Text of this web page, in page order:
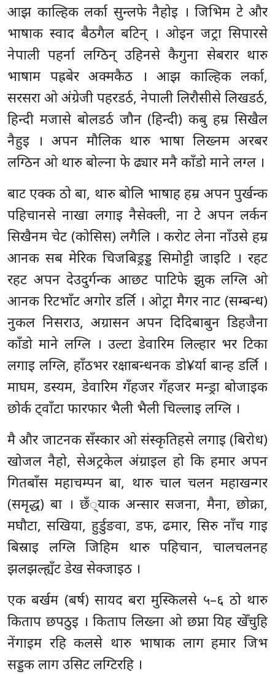
आझ काल्हिक लर्का सुन्लफे नैहोइ । जिभिम टे और
भाषाक स्वाद बैठगैल बटिन् । ओइन जट्रा सिपारसे
नेपाली पहर्ना लग्ठिन् उहिनसे कैगुना सेबरार थारु
भाषाम पह्रबेर अक्मकैठ । आझ काल्हिक लर्का,
सरसरा ओ अंग्रेजी पहरडर्ठ, नेपाली लिरौसीसे लिखडर्ठ,
हिन्दी मजासे बोलडर्ठ जौन (हिन्दी) कबु हम्र सिखैल
नैहुइ । अपन मौलिक थारु भाषा लिख्नम अरबर
लग्ठिन ओ थारु बोल्ना फे ढ्यार मनै काँडो माने लग्ल ।
बाट एक्क ठो बा, थारु बोलि भाषाह हम्र अपन पुर्खन्क
पहिचानसे नाखा लगाइ नैसेक्ली, ना टे अपन लर्कन
सिखैनम चेट (कोसिस) लगैलि । करोट लेना नाँउसे हम्र
आनक सब मेरिक चिजबिड्रड्ड सिमोट्टी जाइटि । रहट
रहट अपन देउदुर्गन्क आछट पाटिफे झुक लग्लि ओ
आनक रिटभाँट अगोर डर्लि । ओट्रा मैगर नाट (सम्बन्ध)
नुकल निसराउ, अग्रासन अपन दिदिबाबुन डिहजैना
काँडो माने लग्लि । उल्टा डेवारिम लिल्हार भर टिका
लगाइ लग्लि, हाँठभर रक्षाबन्धनक डो¥र्या बान्ह डर्लि ।
माघम, डस्यम, डेवारिम गँहजर गँहजर मन्ड्रा बोजाइक
छोर्क ट्वाँटा फारफार भैली भैली चिल्लाइ लग्लि ।
मै और जाटनक सँस्कार ओ संस्कृतिहसे लगाइ (बिरोध)
खोजल नैहो, सेअट्रकेल अंग्राइल हो कि हमार अपन
गितबाँस महाचम्पन बा, थारु चाल चलन महाखन्गर
(समृद्ध) बा । छँ्याक अन्सार सजना, मैना, छोक्रा,
मघौटा, सखिया, हुर्डुङवा, डफ, ढमार, सिरु नाँच गाइ
बिस्राइ लग्लि जिहिम थारु पहिचान, चालचलनह
झलझल्ह्यँट डेख सेक्जाइठ ।
एक बर्खम (बर्ष) सायद बरा मुस्किलसे ५–६ ठो थारु
किताप छपठुइ । किताप लिख्ना ओ छप्ना यिह खेँचुहि
नेंगाइम रहि कलसे थारु भाषाक लाग हमार जिभ
सड्डक लाग उसिट लग्टिरहि ।